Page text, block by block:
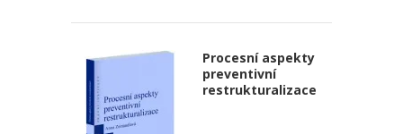
Procesní aspekty
preventivní
restrukturalizace